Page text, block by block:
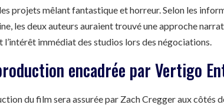
projets mêlant fantastique et horreur. Selon les
les deux auteurs auraient trouvé une approche
l’intérêt immédiat des studios lors des négociations.
encadrée par Vertigo
du film sera assurée par Zach Cregger aux côtés